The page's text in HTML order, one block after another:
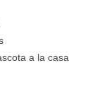
a la casa